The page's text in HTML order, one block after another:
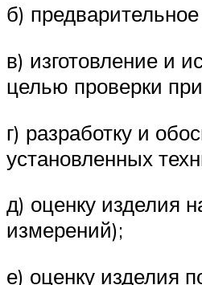
б)
в) изготовление и
целью проверки
г) разработку и
установленных
д) оценку изделия
измерений);
е) оценку изделия